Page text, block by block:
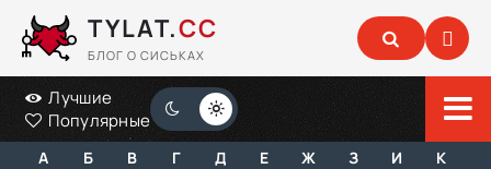
TYLAT.CC
БЛОГ О СИСЬКАХ
Лучшие
Популярные
А Б В Г Д Е Ж З И К